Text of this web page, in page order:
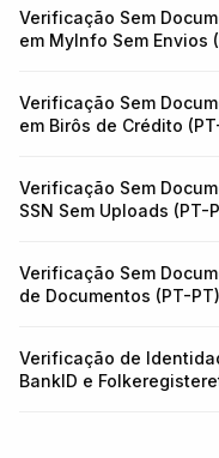
Verificação Sem
em MyInfo Sem Envios
Verificação Sem
em Birôs de Crédito
Verificação Sem
SSN Sem Uploads (PT-
Verificação Sem
de Documentos (PT-PT)
Verificação de
BankID e